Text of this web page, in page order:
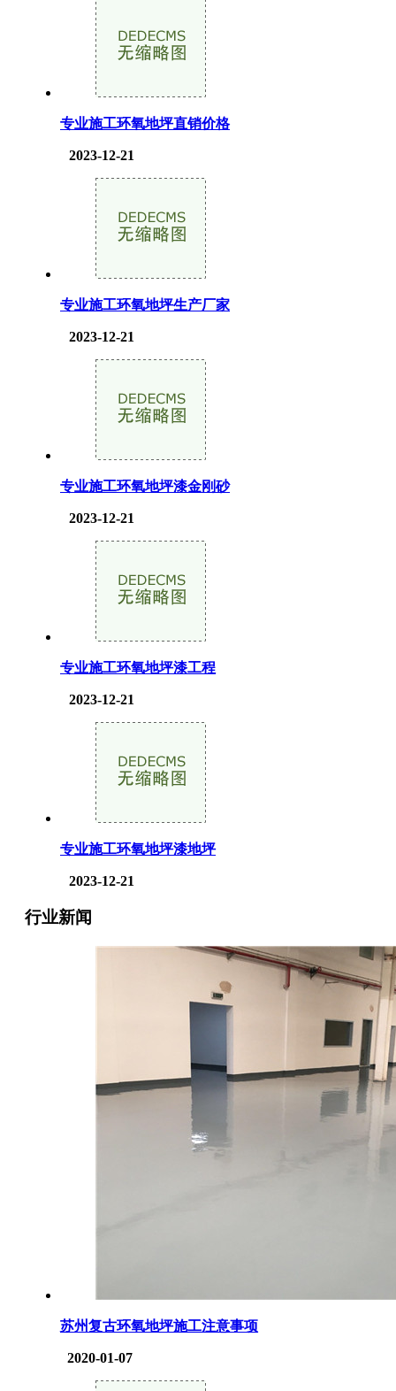
专业施工环氧地坪直销价格
2023-12-21
专业施工环氧地坪生产厂家
2023-12-21
专业施工环氧地坪漆金刚砂
2023-12-21
专业施工环氧地坪漆工程
2023-12-21
专业施工环氧地坪漆地坪
2023-12-21
行业新闻
苏州复古环氧地坪施工注意事项
2020-01-07